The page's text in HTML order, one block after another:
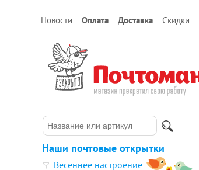
Новости Оплата Доставка Скидки
Наши почтовые открытки
Весеннее настроение